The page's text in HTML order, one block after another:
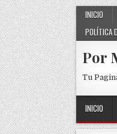
Skip to content INICIO
POLÍTICA
Por
Tu
INICIO